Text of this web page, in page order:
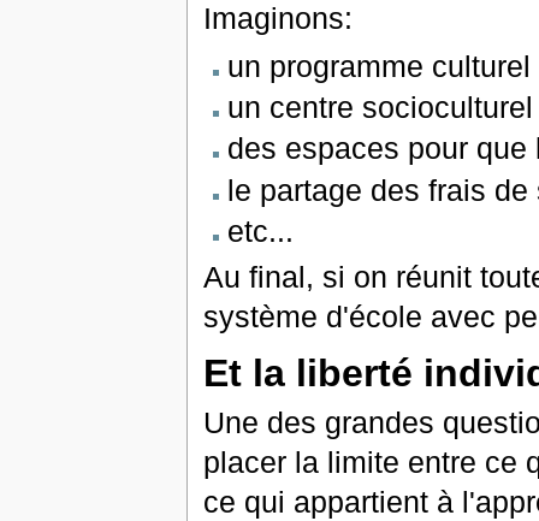
Imaginons:
un programme
un centre
des espaces pour
le partage des frais de
etc...
Au final, si on réunit
système d'école avec
Et la liberté
Une des grandes
placer la limite entre ce
ce qui appartient à